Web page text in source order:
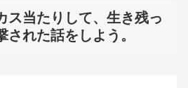
ス当たりして、生き残っ
された話をしよう。